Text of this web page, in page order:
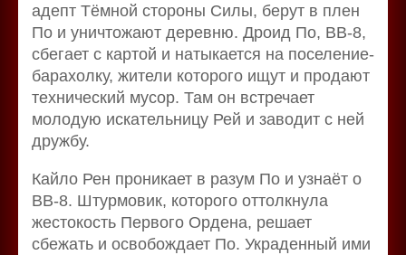
адепт Тёмной стороны Силы, берут в плен
По и уничтожают деревню. Дроид По, BB-8,
сбегает с картой и натыкается на поселение-
барахолку, жители которого ищут и продают
технический мусор. Там он встречает
молодую искательницу Рей и заводит с ней
дружбу.
Кайло Рен проникает в разум По и узнаёт о
BB-8. Штурмовик, которого оттолкнула
жестокость Первого Ордена, решает
сбежать и освобождает По. Украденный ими